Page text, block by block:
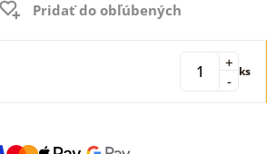
Pridať do obľúbených
-
+ ks